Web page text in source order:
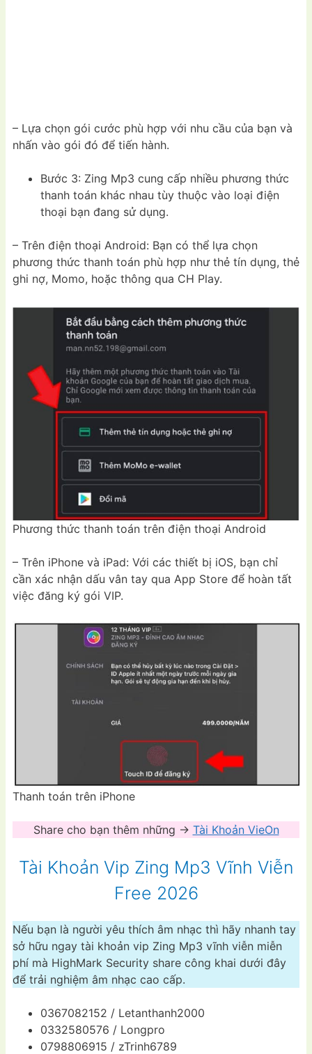
– Lựa chọn gói cước phù hợp với nhu cầu của bạn và
nhấn vào gói đó để tiến hành.
Bước 3: Zing Mp3 cung cấp nhiều phương thức
thanh toán khác nhau tùy thuộc vào loại điện
thoại bạn đang sử dụng.
– Trên điện thoại Android: Bạn có thể lựa chọn
phương thức thanh toán phù hợp như thẻ tín dụng, thẻ
ghi nợ, Momo, hoặc thông qua CH Play.
Phương thức thanh toán trên điện thoại Android
– Trên iPhone và iPad: Với các thiết bị iOS, bạn chỉ
cần xác nhận dấu vân tay qua App Store để hoàn tất
việc đăng ký gói VIP.
Thanh toán trên iPhone
Share cho bạn thêm những -> Tài Khoản VieOn
Tài Khoản Vip Zing Mp3 Vĩnh Viễn
Free 2026
Nếu bạn là người yêu thích âm nhạc thì hãy nhanh tay
sở hữu ngay tài khoản vip Zing Mp3 vĩnh viễn miễn
phí mà HighMark Security share công khai dưới đây
để trải nghiệm âm nhạc cao cấp.
0367082152 / Letanthanh2000
0332580576 / Longpro
0798806915 / zTrinh6789